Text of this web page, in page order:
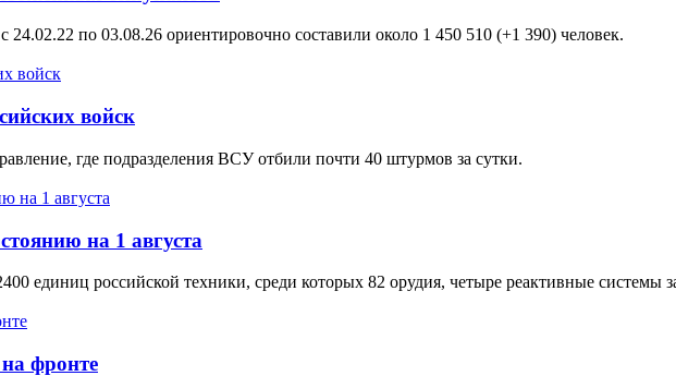
по 03.08.26 ориентировочно составили около 1 450 510 (+1 390) человек.
войск
где подразделения ВСУ отбили почти 40 штурмов за сутки.
на 1 августа
единиц российской техники, среди которых 82 орудия, четыре реактивные системы
фронте